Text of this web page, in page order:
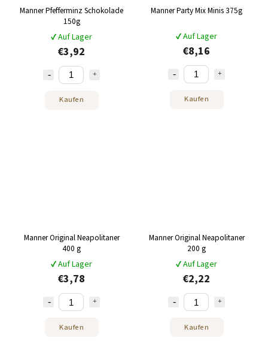
Manner Pfefferminz Schokolade
150g
✔ Auf Lager
€3,92
Kaufen
Manner Party Mix Minis 375g
✔ Auf Lager
€8,16
Kaufen
Manner Original Neapolitaner
400 g
✔ Auf Lager
€3,78
Kaufen
Manner Original Neapolitaner
200 g
✔ Auf Lager
€2,22
Kaufen